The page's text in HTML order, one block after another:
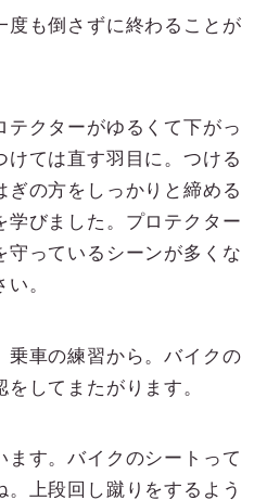
度も倒さずに終わることが
クターがゆるくて下がっ
ては直す羽目に。つける
ぎの方をしっかりと締める
びました。プロテクター
っているシーンが多くな
。
乗車の練習から。バイクの
してまたがります。
ます。バイクのシートって
上段回し蹴りをするよう